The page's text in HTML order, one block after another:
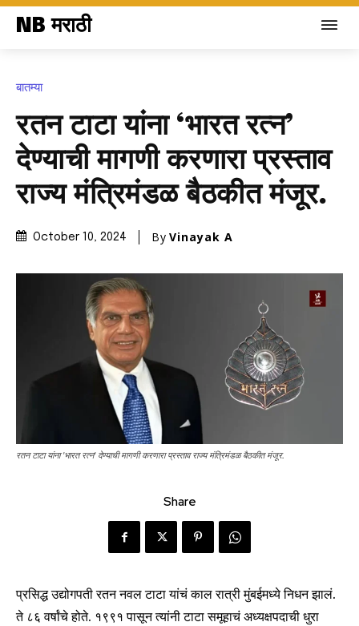
NB मराठी
बातम्या
रतन टाटा यांना ‘भारत रत्न’
देण्याची मागणी करणारा प्रस्ताव
राज्य मंत्रिमंडळ बैठकीत मंजूर.
October 10, 2024 By Vinayak A
रतन टाटा यांना 'भारत रत्न' देण्याची मागणी करणारा प्रस्ताव राज्य मंत्रिमंडळ बैठकीत मंजूर.
Share
प्रसिद्ध उद्योगपती रतन नवल टाटा यांचं काल रात्री मुंबईमध्ये निधन झालं.
ते ८६ वर्षांचे होते. १९९१ पासून त्यांनी टाटा समूहाचं अध्यक्षपदाची धुरा